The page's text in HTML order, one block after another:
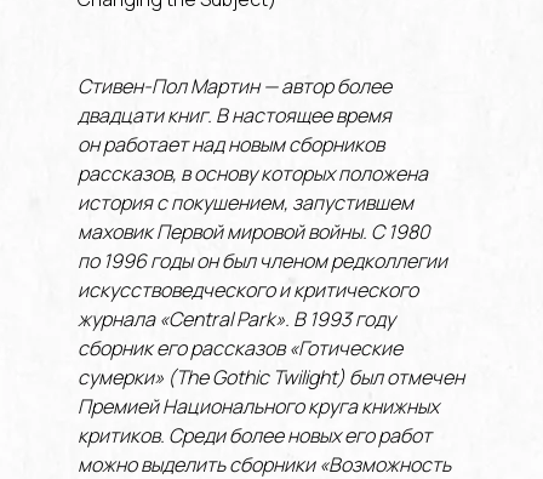
Стивен-Пол Мартин — автор более
двадцати книг. В настоящее время
он работает над новым сборников
рассказов, в основу которых положена
история с покушением, запустившем
маховик Первой мировой войны. С 1980
по 1996 годы он был членом редколлегии
искусствоведческого и критического
журнала «Central Park». В 1993 году
сборник его рассказов «Готические
сумерки» (The Gothic Twilight) был отмечен
Премией Национального круга книжных
критиков. Среди более новых его работ
можно выделить сборники «Возможность